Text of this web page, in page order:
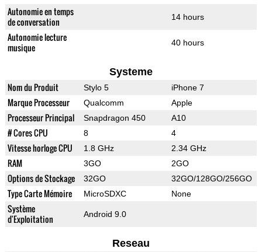
Autonomie en temps
de conversation
14 hours
Autonomie lecture
musique
40 hours
Systeme
Nom du Produit Stylo 5 iPhone 7
Marque Processeur Qualcomm Apple
Processeur Principal Snapdragon 450 A10
# Cores CPU 8 4
Vitesse horloge CPU 1.8 GHz 2.34 GHz
RAM 3GO 2GO
Options de Stockage 32GO 32GO/128GO/256GO
Type Carte Mémoire MicroSDXC None
Système
d'Exploitation
Android 9.0
Reseau